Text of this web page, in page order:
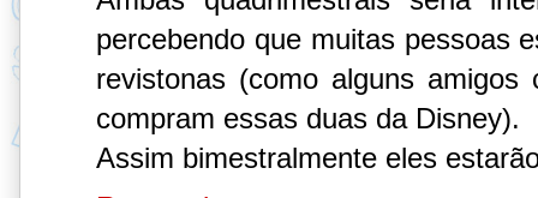
percebendo que muitas pessoas
revistonas (como alguns amigos
compram essas duas da Disney).
Assim bimestralmente eles